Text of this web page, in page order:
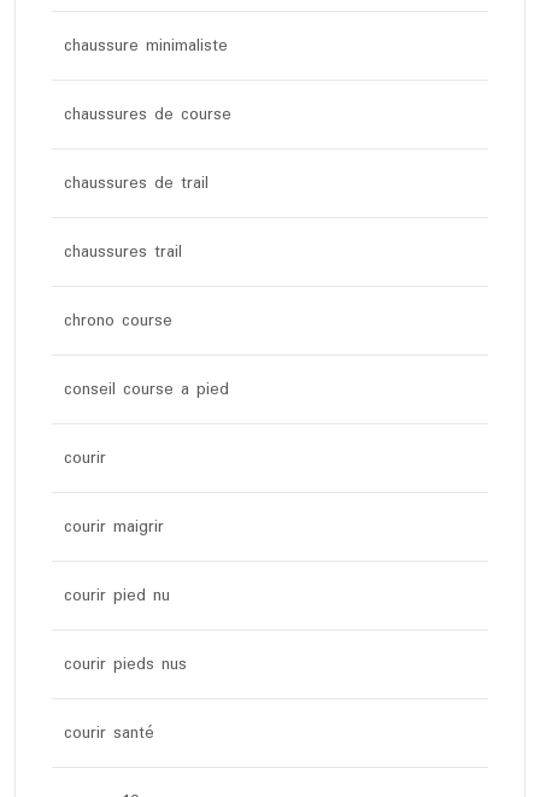
chaussure minimaliste
chaussures de course
chaussures de trail
chaussures trail
chrono course
conseil course a pied
courir
courir maigrir
courir pied nu
courir pieds nus
courir santé